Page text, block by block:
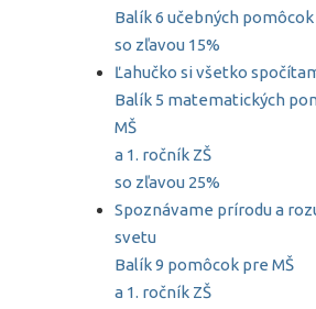
Balík 6 učebných pomôcok
so zľavou 15%
Ľahučko si všetko
Balík 5 matematických
MŠ
a 1. ročník ZŠ
so zľavou 25%
Spoznávame prírodu a
svetu
Balík 9 pomôcok pre MŠ
a 1. ročník ZŠ